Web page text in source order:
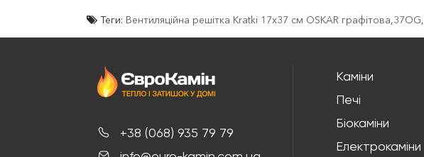
Теги: Вентиляційна решітка Kratki 17x37 см OSKAR графітова,37OG,
+38 (068) 935 79 79
Каміни
Печі
Біокаміни
Електрокаміни